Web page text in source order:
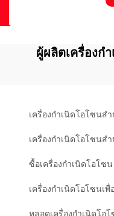
ผู้ผลิตเครื่องก
เครื่องกำเนิดโอโซนส
เครื่องกำเนิดโอโซนส
ซื้อเครื่องกำเนิดโอโซน
เครื่องกำเนิดโอโซนเ
หลอดเครื่องกำเนิดโอ